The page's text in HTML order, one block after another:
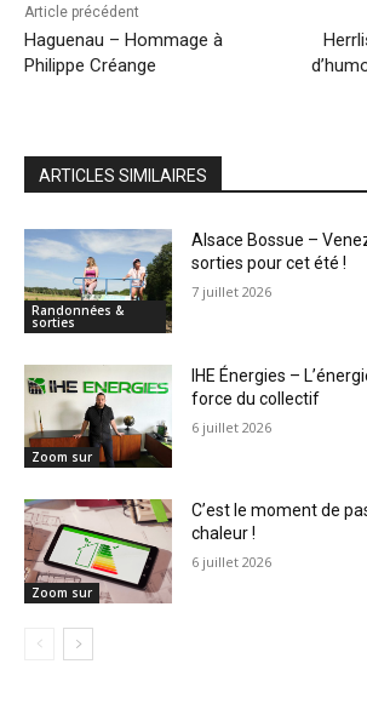
Article précédent
Haguenau – Hommage à
Philippe Créange
ARTICLES SIMILAIRES
Randonnées &
sorties
Alsace Bossue –
sorties pour cet été !
7 juillet 2026
Zoom sur
IHE Énergies –
force du collectif
6 juillet 2026
Zoom sur
C’est le moment de
chaleur !
6 juillet 2026